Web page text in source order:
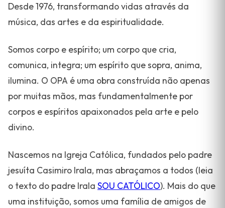
Desde 1976, transformando vidas através da
música, das artes e da espiritualidade.
Somos corpo e espírito; um corpo que cria,
comunica, integra; um espírito que sopra, anima,
ilumina. O OPA é uma obra construída não apenas
por muitas mãos, mas fundamentalmente por
corpos e espíritos apaixonados pela arte e pelo
divino.
Nascemos na Igreja Católica, fundados pelo padre
jesuíta Casimiro Irala, mas abraçamos a todos (leia
o texto do padre Irala SOU CATÓLICO). Mais do que
uma instituição, somos uma família de amigos de